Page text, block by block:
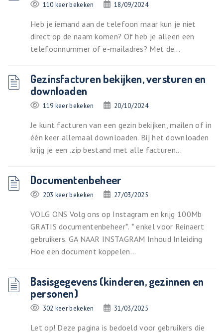
110 keer bekeken 18/09/2024
Heb je iemand aan de telefoon maar kun je niet
direct op de naam komen? Of heb je alleen een
telefoonnummer of e-mailadres? Met de...
Gezinsfacturen bekijken, versturen en
downloaden
119 keer bekeken 20/10/2024
Je kunt facturen van een gezin bekijken, mailen of in
één keer allemaal downloaden. Bij het downloaden
krijg je een .zip bestand met alle facturen...
Documentenbeheer
203 keer bekeken 27/03/2025
VOLG ONS Volg ons op Instagram en krijg 100Mb
GRATIS documentenbeheer*. * enkel voor Reinaert
gebruikers. GA NAAR INSTAGRAM Inhoud Inleiding
Hoe een document koppelen...
Basisgegevens (kinderen, gezinnen en
personen)
302 keer bekeken 31/03/2025
Let op! Deze pagina is bedoeld voor gebruikers die